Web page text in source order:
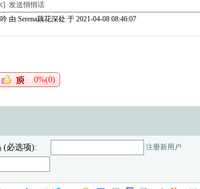
] 发送悄悄话
由 Serena藕花深处 于 2021-04-08 08:46:07
0%(0)
(必选项): 注册新用户